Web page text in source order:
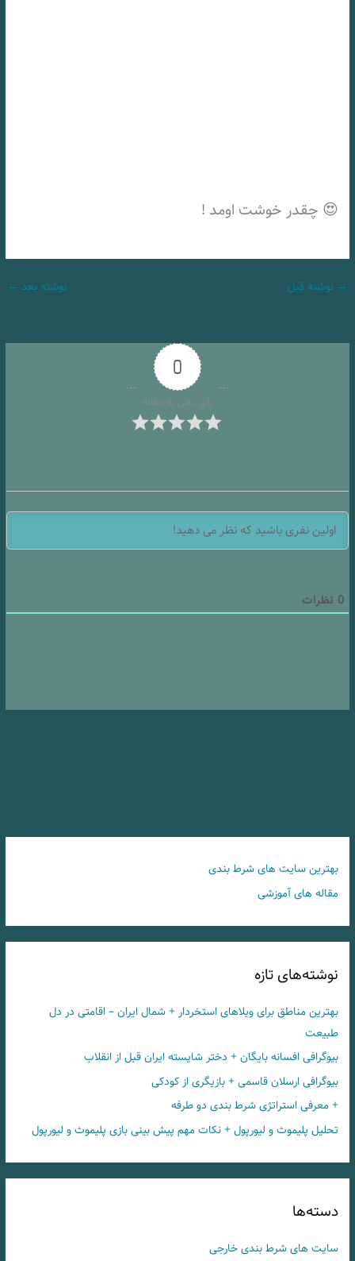
😍 چقدر خوشت اومد !
→ نوشته قبل نوشته بعد ←
0
رأی دهی به مقاله
0 نظرات
بهترین سایت های شرط بندی
مقاله های آموزشی
نوشته‌های تازه
بهترین مناطق برای ویلاهای استخردار + شمال ایران – اقامتی در دل
طبیعت
بیوگرافی افسانه بایگان + دختر شایسته ایران قبل از انقلاب
بیوگرافی ارسلان قاسمی + بازیگری از کودکی
+ معرفی استراتژی شرط بندی دو طرفه
تحلیل پلیموث و لیورپول + نکات مهم پیش بینی بازی پلیموث و لیورپول
دسته‌ها
سایت های شرط بندی خارجی